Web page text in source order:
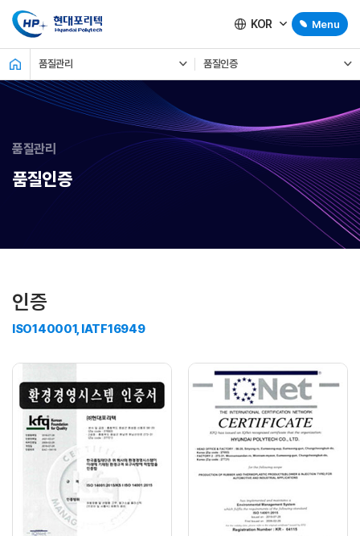
KOR Menu
품질관리 품질인증
품질관리
품질인증
인증
ISO140001, IATF16949